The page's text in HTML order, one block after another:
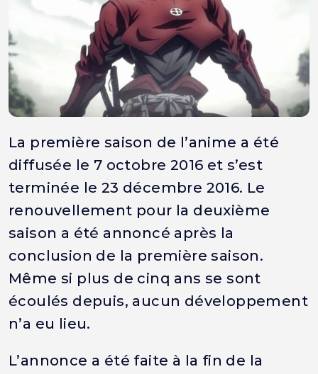
La première saison de l’anime a été
diffusée le 7 octobre 2016 et s’est
terminée le 23 décembre 2016. Le
renouvellement pour la deuxième
saison a été annoncé après la
conclusion de la première saison.
Même si plus de cinq ans se sont
écoulés depuis, aucun développement
n’a eu lieu.
L’annonce a été faite à la fin de la